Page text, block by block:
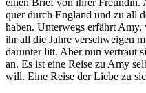
einen Brief von ihrer Freundin.
quer durch England und zu all
haben. Unterwegs erfährt
ihr all die Jahre verschweigen
darunter litt. Aber nun vertraut
an. Es ist eine Reise zu Amy
will. Eine Reise der Liebe zu